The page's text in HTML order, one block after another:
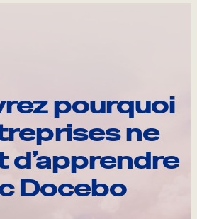
pourquoi
ne
d’apprendre
Docebo